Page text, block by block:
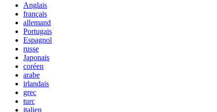
Anglais
français
allemand
Portugais
Espagnol
russe
Japonais
coréen
arabe
irlandais
grec
turc
italien